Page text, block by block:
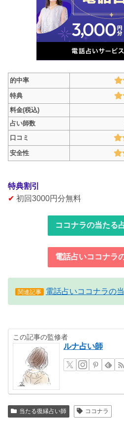
的中率
特典
料金(税込)
占い師数
口コミ
安全性
特典割引
✔ 初回3000円分無料
ココナラの当たる
電話占いココナラ
関連記事 電話占いココナラの
この記事の監修者
ルナ占い師
当たる復縁占い師 ココナラ